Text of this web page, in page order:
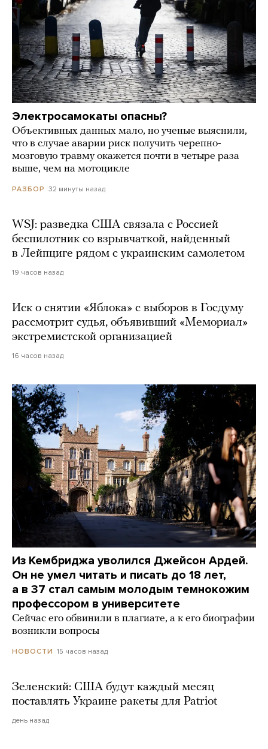
Электросамокаты опасны?
Объективных данных мало, но ученые выяснили,
что в случае аварии риск получить черепно-
мозговую травму окажется почти в четыре раза
выше, чем на мотоцикле
РАЗБОР 32 минуты назад
WSJ: разведка США связала с Россией
беспилотник со взрывчаткой, найденный
в Лейпциге рядом с украинским самолетом
19 часов назад
Иск о снятии «Яблока» с выборов в Госдуму
рассмотрит судья, объявивший «Мемориал»
экстремистской организацией
16 часов назад
Из Кембриджа уволился Джейсон Ардей.
Он не умел читать и писать до 18 лет,
а в 37 стал самым молодым темнокожим
профессором в университете
Сейчас его обвинили в плагиате, а к его биографии
возникли вопросы
НОВОСТИ 15 часов назад
Зеленский: США будут каждый месяц
поставлять Украине ракеты для Patriot
день назад